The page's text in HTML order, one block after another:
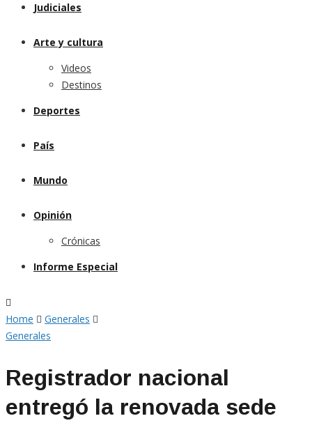
Judiciales
Arte y cultura
Videos
Destinos
Deportes
País
Mundo
Opinión
Crónicas
Informe Especial
Home
Generales
Generales
Registrador nacional
entregó la renovada sede